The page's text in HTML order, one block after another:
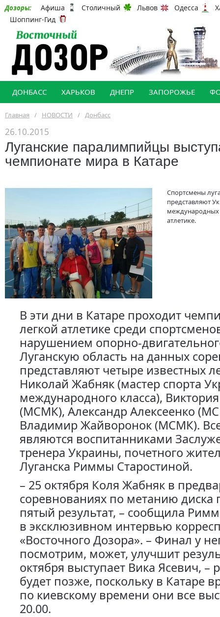
Дозоры: Афиша Столичный Львов Одесса
Шоппинг-Гид
ДОНБАСС ХАРЬКОВ ДНЕПР ЗАПОРОЖЬЕ
Главная / НОВОСТИ / Донбасс
26.10.2015
Луганские паралимпийцы
чемпионате мира в Катаре
Спортсмены
представляют
международных
атлетике.
В эти дни в Катаре проходит
легкой атлетике среди
нарушением опорно-
Луганскую область на данных
представляют четыре известных
Николай Жабняк (мастер спорта
международного класса),
(МСМК), Александр Алексеенко
Владимир Жайворонок (МСМК).
являются воспитанниками
тренера Украины, почетного
Луганска Риммы Старостиной.
– 25 октября Коля Жабняк в
соревнованиях по метанию диска
пятый результат, – сообщила
в эксклюзивном интервью
«Восточного Дозора». – Финал у
посмотрим, может, улучшит
октября выступает Вика Ясевич, –
будет позже, поскольку в Катаре
по киевскому времени они все
20.00.